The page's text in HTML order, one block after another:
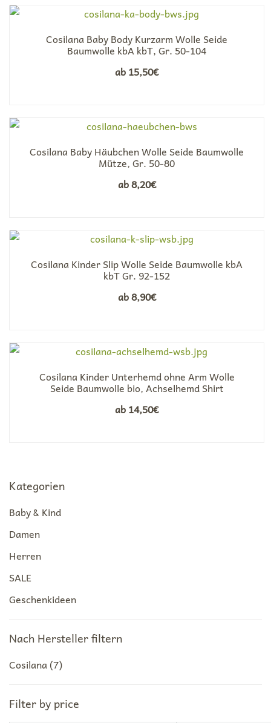
Cosilana Baby Body Kurzarm Wolle Seide
Baumwolle kbA kbT, Gr. 50-104
ab15,50€
Cosilana Baby Häubchen Wolle Seide Baumwolle
Mütze, Gr. 50-80
ab8,20€
Cosilana Kinder Slip Wolle Seide Baumwolle kbA
kbT Gr. 92-152
ab8,90€
Cosilana Kinder Unterhemd ohne Arm Wolle
Seide Baumwolle bio, Achselhemd Shirt
ab14,50€
Kategorien
Baby & Kind
Damen
Herren
SALE
Geschenkideen
Nach Hersteller filtern
Cosilana (7)
Filter by price